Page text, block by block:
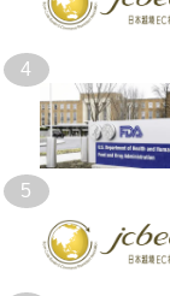
4
5